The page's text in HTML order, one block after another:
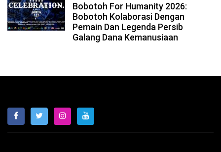
Bobotoh For Humanity 2026:
Bobotoh Kolaborasi Dengan
Pemain Dan Legenda Persib
Galang Dana Kemanusiaan